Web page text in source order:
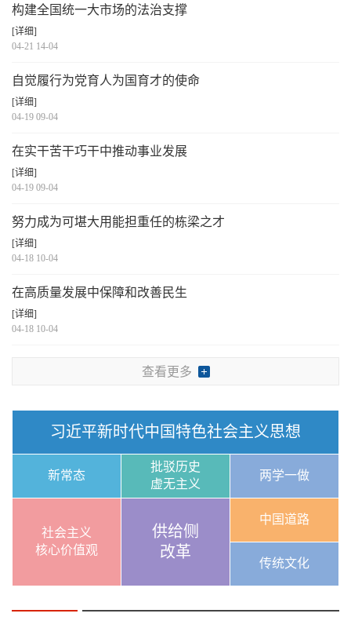
构建全国统一大市场的法治支撑
[详细]
04-21 14-04
自觉履行为党育人为国育才的使命
[详细]
04-19 09-04
在实干苦干巧干中推动事业发展
[详细]
04-19 09-04
努力成为可堪大用能担重任的栋梁之才
[详细]
04-18 10-04
在高质量发展中保障和改善民生
[详细]
04-18 10-04
查看更多
习近平新时代中国特色社会主义思想
新常态
批驳历史
虚无主义
两学一做
社会主义
核心价值观
供给侧
改革
中国道路
传统文化